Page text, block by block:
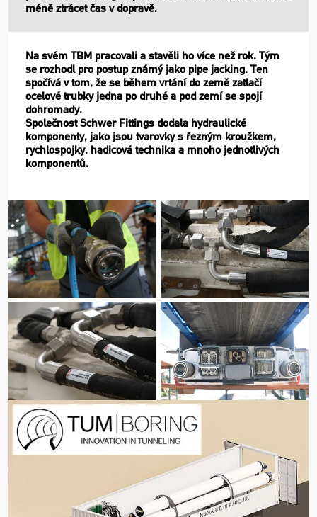
méně ztrácet čas v dopravě.
Na svém TBM pracovali a stavěli ho více než rok. Tým
se rozhodl pro postup známý jako pipe jacking. Ten
spočívá v tom, že se během vrtání do země zatlačí
ocelové trubky jedna po druhé a pod zemí se spojí
dohromady.
Společnost Schwer Fittings dodala hydraulické
komponenty, jako jsou tvarovky s řezným kroužkem,
rychlospojky, hadicová technika a mnoho jednotlivých
komponentů.